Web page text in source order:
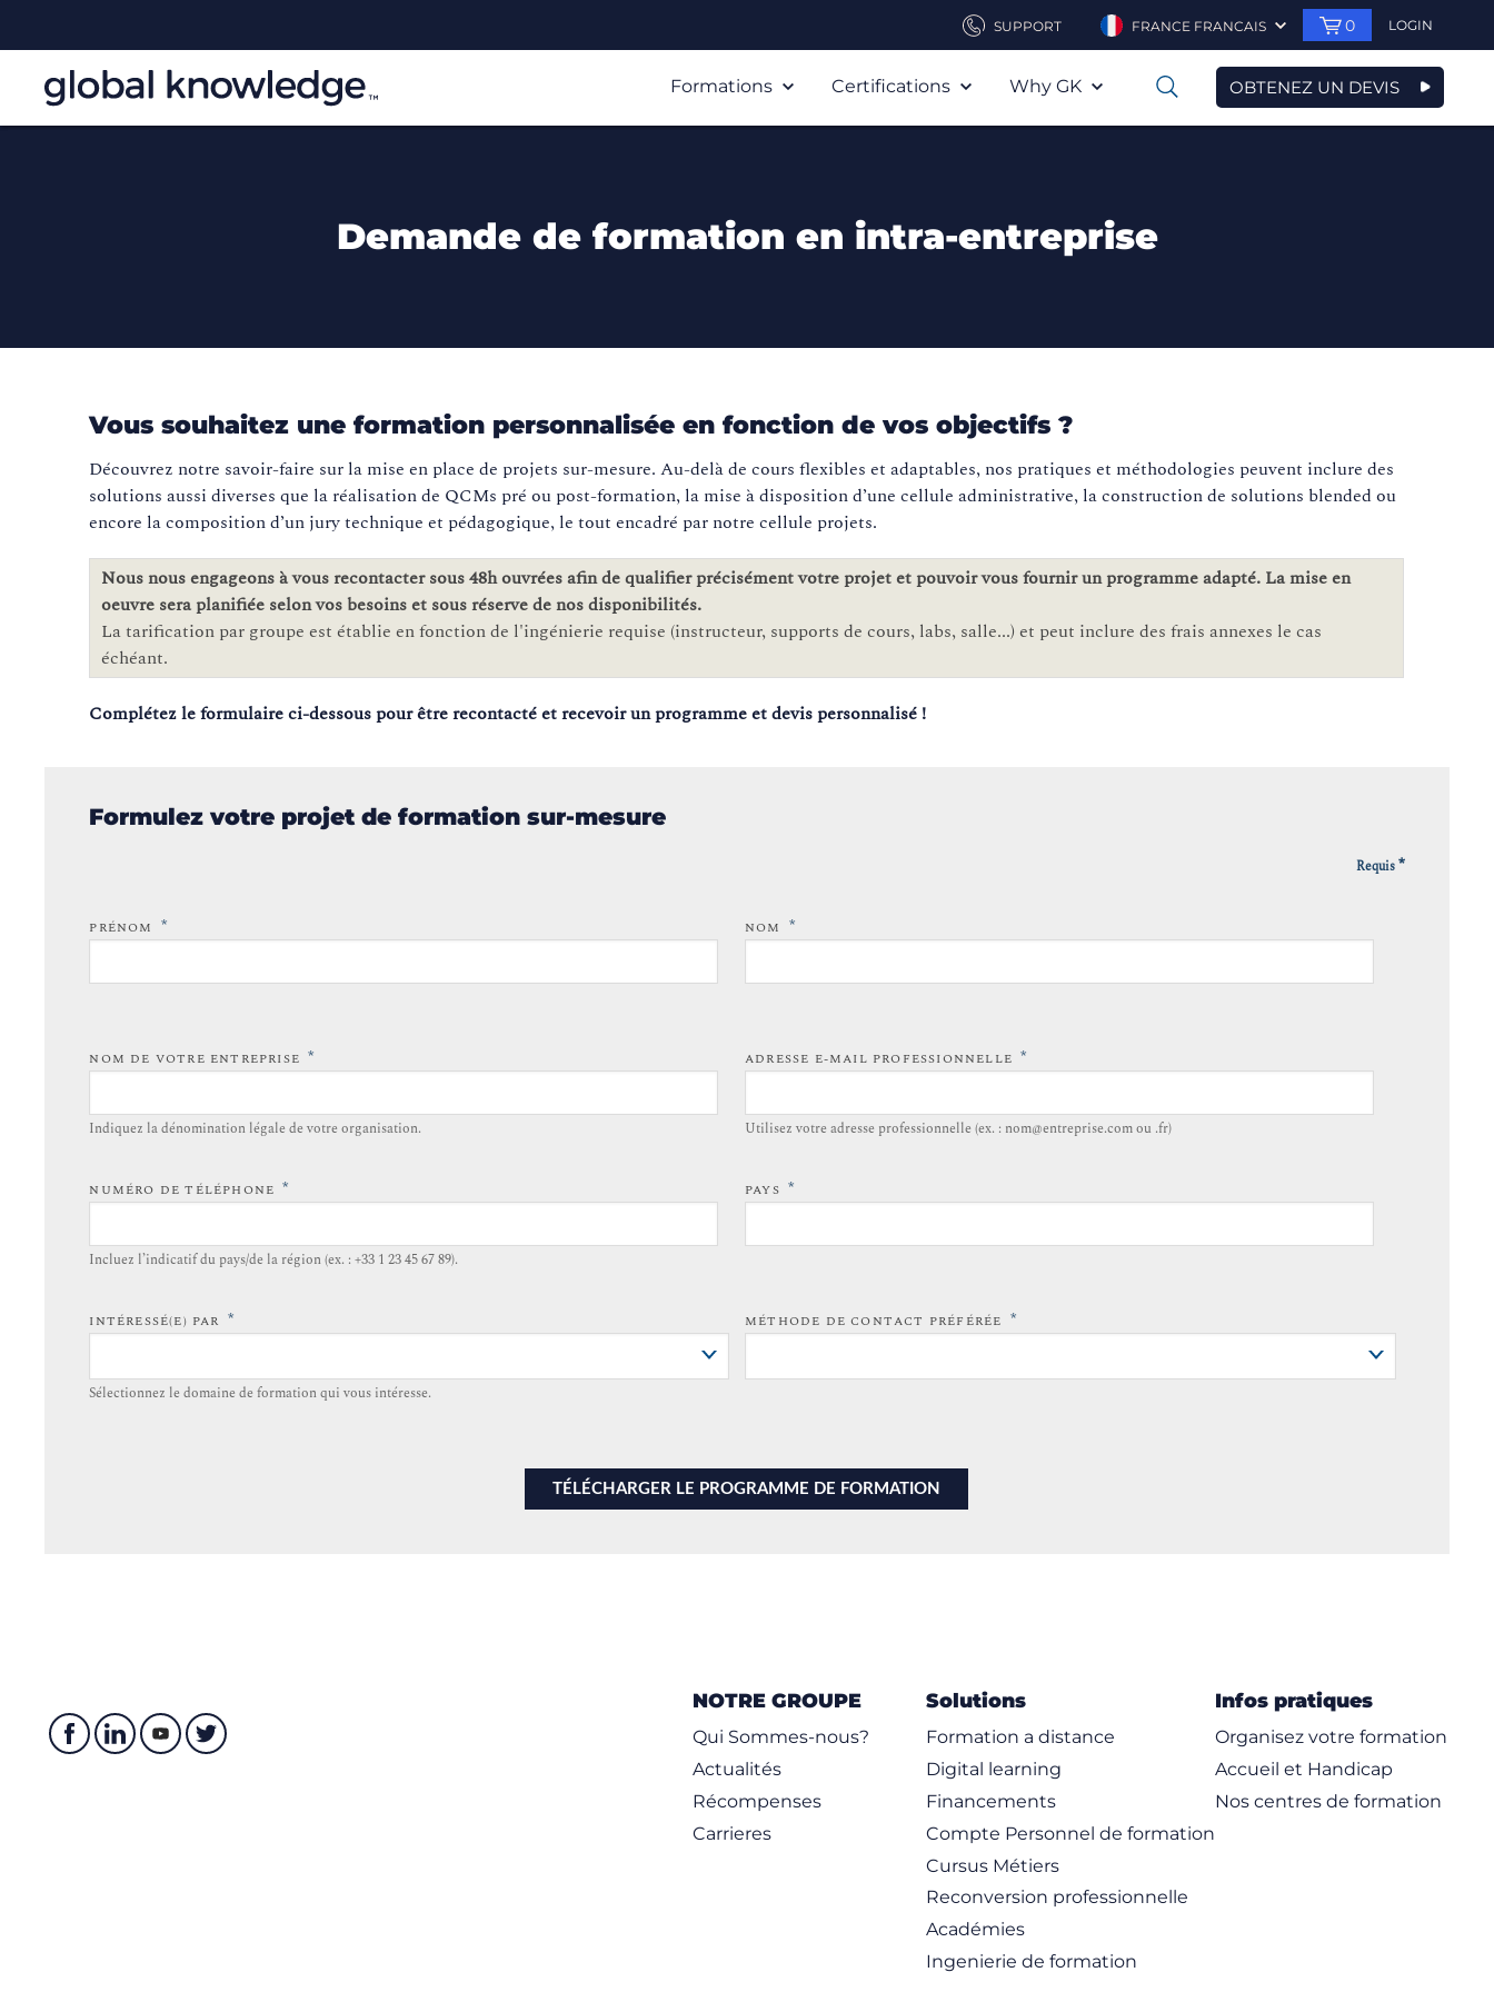
SUPPORT FRANCE FRANCAIS 0 LOGIN
Formations Certifications Why GK 0 OBTENEZ UN DEVIS
Demande de formation en intra-entreprise
Vous souhaitez une formation personnalisée en fonction de vos objectifs ?
Découvrez notre savoir-faire sur la mise en place de projets sur-mesure. Au-delà de cours flexibles et adaptables, nos pratiques et méthodologies peuvent inclure des
solutions aussi diverses que la réalisation de QCMs pré ou post-formation, la mise à disposition d’une cellule administrative, la construction de solutions blended ou
encore la composition d’un jury technique et pédagogique, le tout encadré par notre cellule projets.
Nous nous engageons à vous recontacter sous 48h ouvrées afin de qualifier précisément votre projet et pouvoir vous fournir un programme adapté. La mise en
oeuvre sera planifiée selon vos besoins et sous réserve de nos disponibilités.
La tarification par groupe est établie en fonction de l'ingénierie requise (instructeur, supports de cours, labs, salle...) et peut inclure des frais annexes le cas
échéant.
Complétez le formulaire ci-dessous pour être recontacté et recevoir un programme et devis personnalisé !
Formulez votre projet de formation sur-mesure
Requis*
PRÉNOM * NOM *
NOM DE VOTRE ENTREPRISE *
Indiquez la dénomination légale de votre organisation.
ADRESSE E-MAIL PROFESSIONNELLE *
Utilisez votre adresse professionnelle (ex. : nom@entreprise.com ou .fr)
NUMÉRO DE TÉLÉPHONE *
Incluez l’indicatif du pays/de la région (ex. : +33 1 23 45 67 89).
PAYS *
INTÉRESSÉ(E) PAR *
Sélectionnez le domaine de formation qui vous intéresse.
MÉTHODE DE CONTACT PRÉFÉRÉE *
NOTRE GROUPE
Qui Sommes-nous?
Actualités
Récompenses
Carrieres
Solutions
Formation a distance
Digital learning
Financements
Compte Personnel de formation
Cursus Métiers
Reconversion professionnelle
Académies
Ingenierie de formation
Infos pratiques
Organisez votre formation
Accueil et Handicap
Nos centres de formation